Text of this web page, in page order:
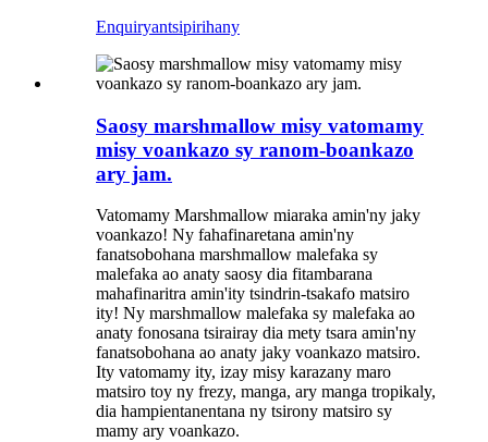
Enquiryantsipirihany
Saosy marshmallow misy vatomamy
misy voankazo sy ranom-boankazo
ary jam.
Vatomamy Marshmallow miaraka amin'ny jaky
voankazo! Ny fahafinaretana amin'ny
fanatsobohana marshmallow malefaka sy
malefaka ao anaty saosy dia fitambarana
mahafinaritra amin'ity tsindrin-tsakafo matsiro
ity! Ny marshmallow malefaka sy malefaka ao
anaty fonosana tsirairay dia mety tsara amin'ny
fanatsobohana ao anaty jaky voankazo matsiro.
Ity vatomamy ity, izay misy karazany maro
matsiro toy ny frezy, manga, ary manga tropikaly,
dia hampientanentana ny tsirony matsiro sy
mamy ary voankazo.